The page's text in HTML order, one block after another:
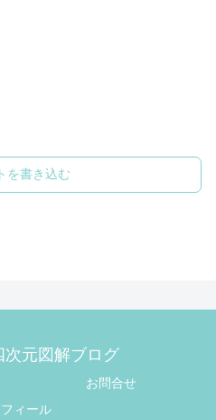
を書き込む
次元図解ブログ
お問合せ
ィール